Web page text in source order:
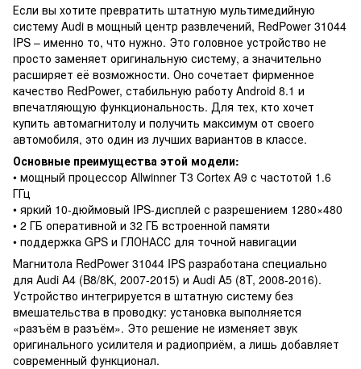
Если вы хотите превратить штатную мультимедийную
систему Audi в мощный центр развлечений, RedPower 31044
IPS – именно то, что нужно. Это головное устройство не
просто заменяет оригинальную систему, а значительно
расширяет её возможности. Оно сочетает фирменное
качество RedPower, стабильную работу Android 8.1 и
впечатляющую функциональность. Для тех, кто хочет
купить автомагнитолу и получить максимум от своего
автомобиля, это один из лучших вариантов в классе.
Основные преимущества этой модели:
• мощный процессор Allwinner T3 Cortex A9 с частотой 1.6
ГГц
• яркий 10-дюймовый IPS-дисплей с разрешением 1280×480
• 2 ГБ оперативной и 32 ГБ встроенной памяти
• поддержка GPS и ГЛОНАСС для точной навигации
Магнитола RedPower 31044 IPS разработана специально
для Audi A4 (B8/8K, 2007-2015) и Audi A5 (8T, 2008-2016).
Устройство интегрируется в штатную систему без
вмешательства в проводку: установка выполняется
«разъём в разъём». Это решение не изменяет звук
оригинального усилителя и радиоприём, а лишь добавляет
современный функционал.